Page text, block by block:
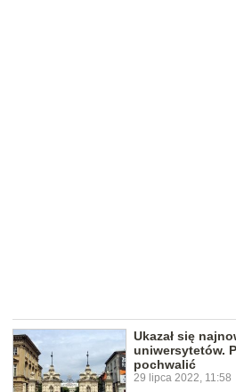
Ukazał się
uniwersytetów.
pochwalić
29 lipca 2022, 11:58